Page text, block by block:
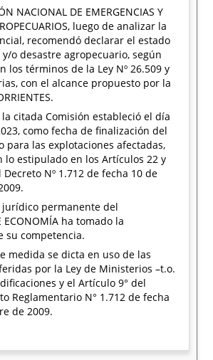
NACIONAL DE EMERGENCIAS Y
luego de analizar la
recomendó declarar el estado
o desastre agropecuario, según
los términos de la Ley Nº 26.509 y
con el alcance propuesto por la
citada Comisión estableció el día
como fecha de finalización del
para las explotaciones afectadas,
lo estipulado en los Artículos 22 y
Nº 1.712 de fecha 10 de
jurídico permanente del
ECONOMÍA ha tomado la
su competencia.
medida se dicta en uso de las
por la Ley de Ministerios –t.o.
y el Artículo 9° del
Reglamentario N° 1.712 de fecha
de 2009.